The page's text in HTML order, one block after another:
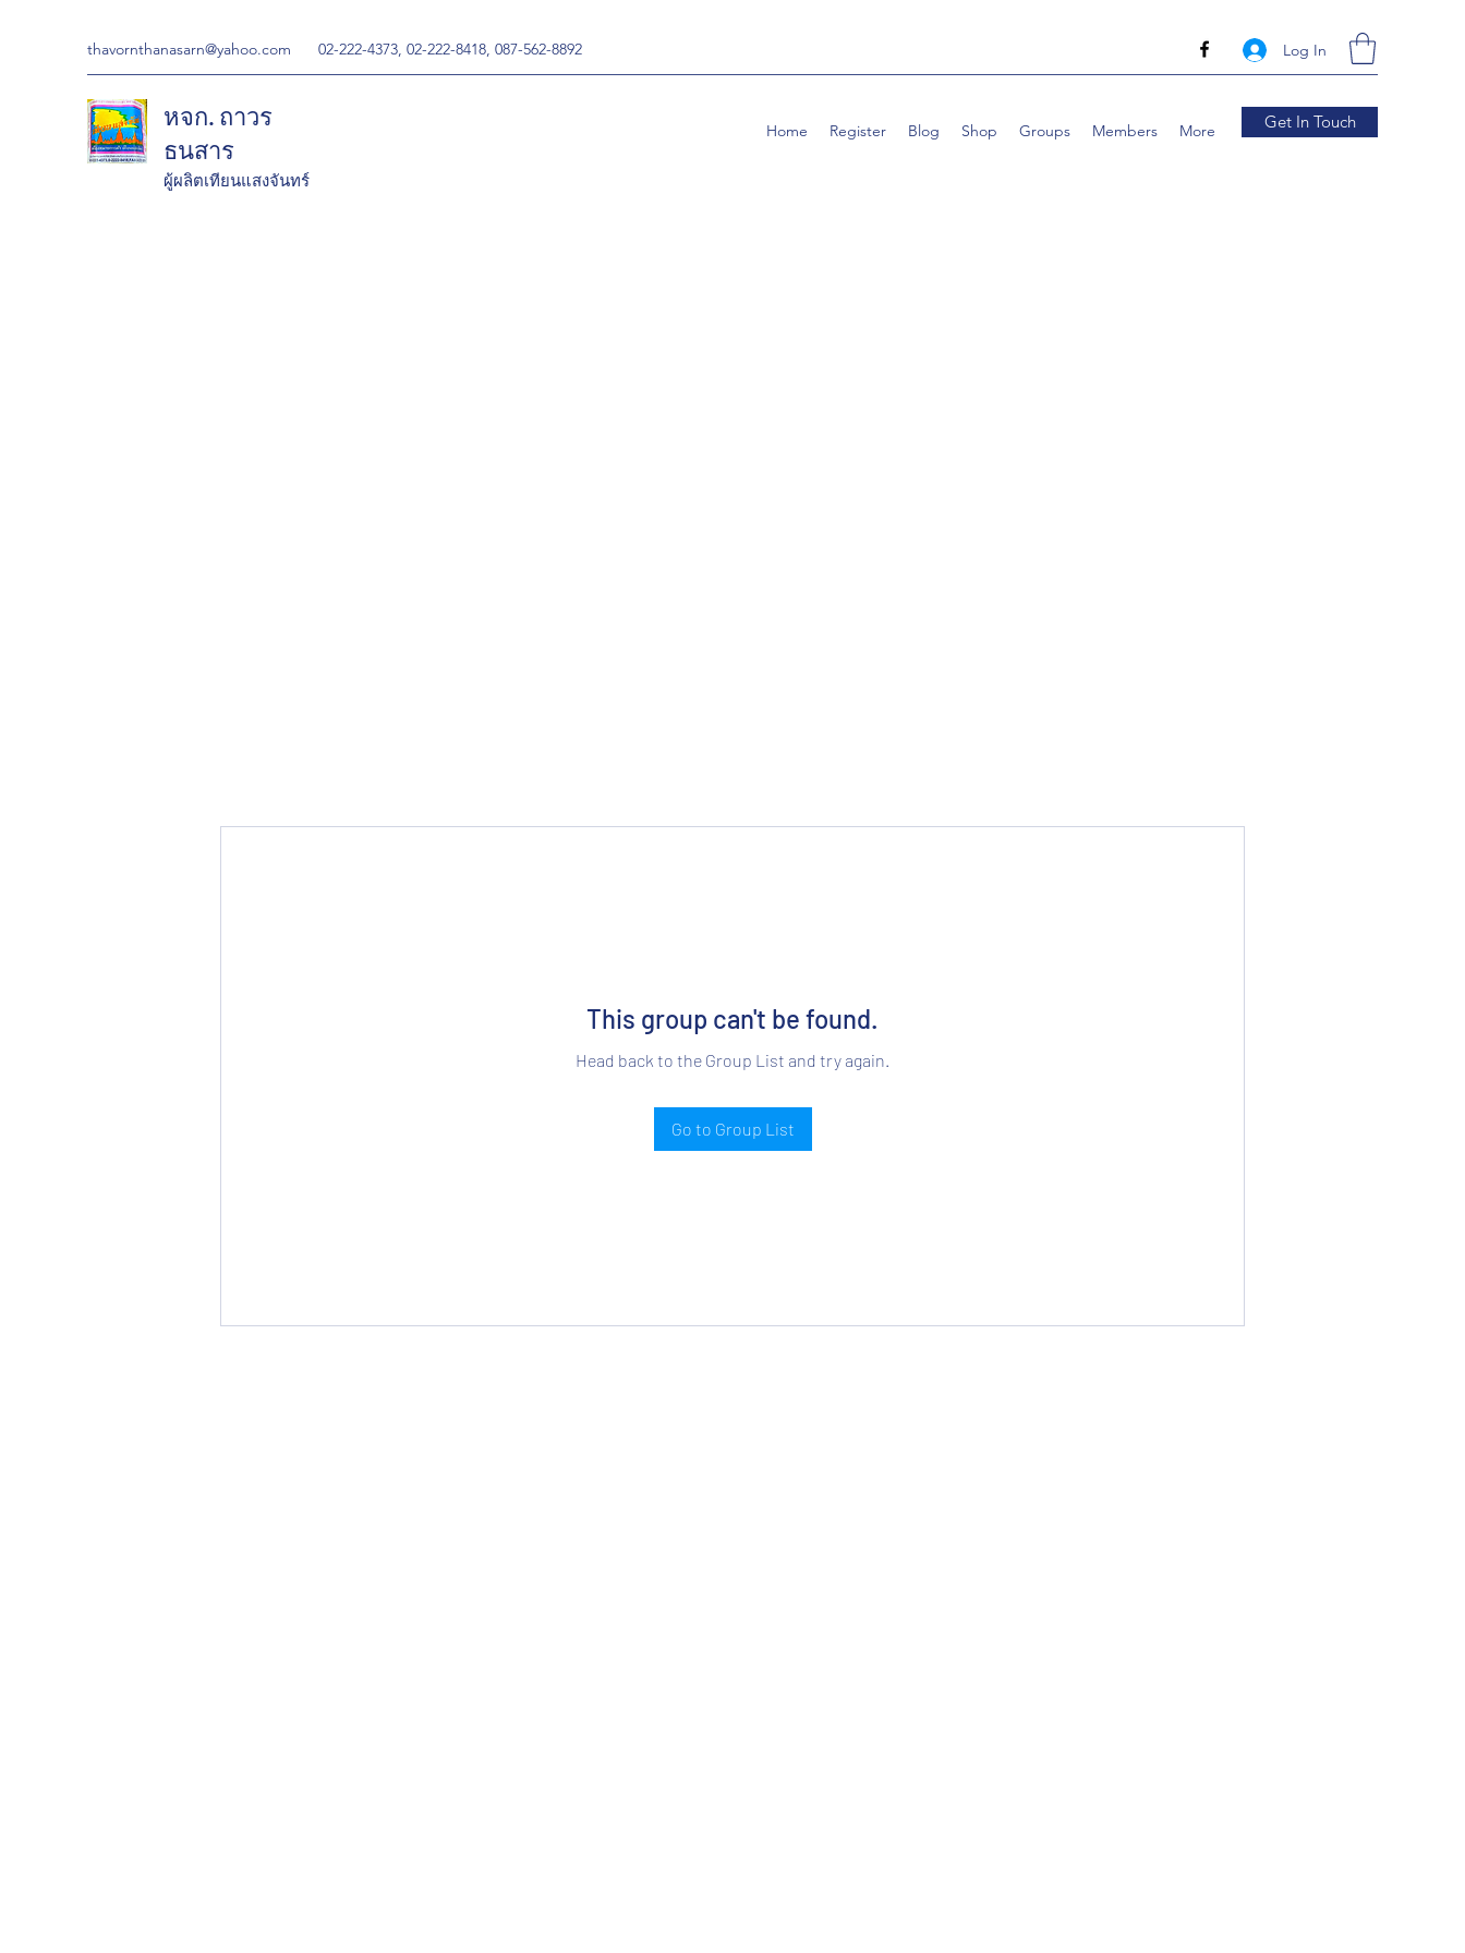
thavornthanasarn@yahoo.com 02-222-4373, 02-222-8418, 087-562-8892 Log In
หจก. ถาวร
ธนสาร
ผู้ผลิตเทียนแสงจันทร์
Home Register Blog Shop Groups Members More Get In Touch
This group can't be found.
Head back to the Group List and try again.
Go to Group List